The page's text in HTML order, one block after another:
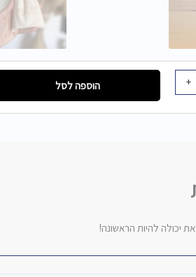
+ הוספה לסל
את יכולה להיות הראשונה!